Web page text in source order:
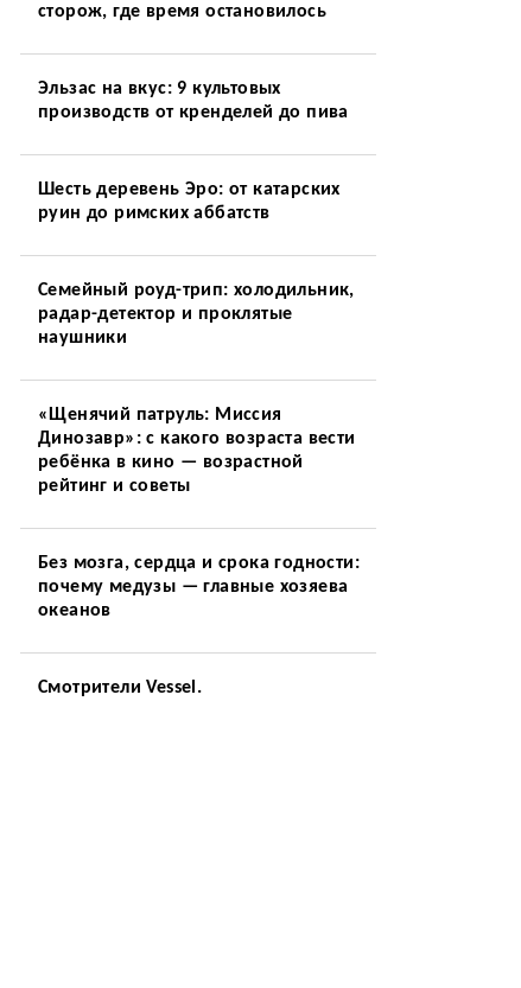
сторож, где время остановилось
Эльзас на вкус: 9 культовых
производств от кренделей до пива
Шесть деревень Эро: от катарских
руин до римских аббатств
Семейный роуд-трип: холодильник,
радар-детектор и проклятые
наушники
«Щенячий патруль: Миссия
Динозавр»: с какого возраста вести
ребёнка в кино — возрастной
рейтинг и советы
Без мозга, сердца и срока годности:
почему медузы — главные хозяева
океанов
Смотрители Vessel.